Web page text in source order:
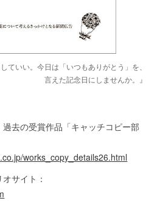
ていい。今日は「いつもありがとう」を、
言えた記念日にしませんか。』
過去の受賞作品「キャッチコピー部
works_copy_details26.html
サイト：